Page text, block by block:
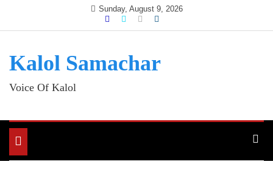
Sunday, August 9, 2026
Kalol Samachar
Voice Of Kalol
Toggle
navigation